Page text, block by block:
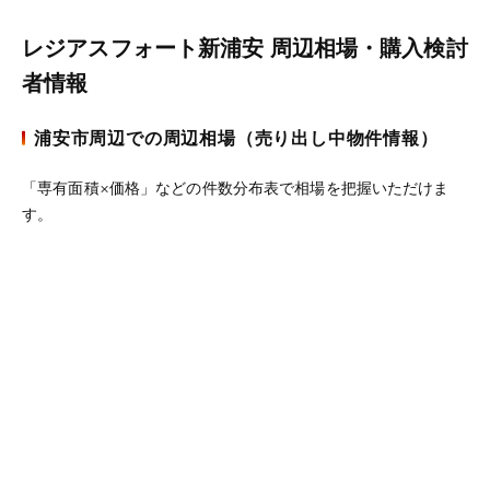
レジアスフォート新浦安 周辺相場・購入検討
者情報
浦安市周辺での周辺相場（売り出し中物件情報）
「専有面積×価格」などの件数分布表で相場を把握いただけま
す。